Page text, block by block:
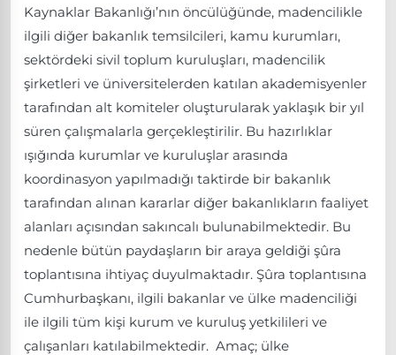
Kaynaklar Bakanlığı’nın öncülüğünde, madencilikle
ilgili diğer bakanlık temsilcileri, kamu kurumları,
sektördeki sivil toplum kuruluşları, madencilik
şirketleri ve üniversitelerden katılan akademisyenler
tarafından alt komiteler oluşturularak yaklaşık bir yıl
süren çalışmalarla gerçekleştirilir. Bu hazırlıklar
ışığında kurumlar ve kuruluşlar arasında
koordinasyon yapılmadığı taktirde bir bakanlık
tarafından alınan kararlar diğer bakanlıkların faaliyet
alanları açısından sakıncalı bulunabilmektedir. Bu
nedenle bütün paydaşların bir araya geldiği şûra
toplantısına ihtiyaç duyulmaktadır. Şûra toplantısına
Cumhurbaşkanı, ilgili bakanlar ve ülke madenciliği
ile ilgili tüm kişi kurum ve kuruluş yetkilileri ve
çalışanları katılabilmektedir. Amaç; ülke